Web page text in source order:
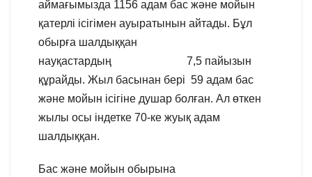
аймағымызда 1156 адам бас және мойын
қатерлі ісігімен ауыратынын айтады. Бұл
обырға шалдыққан
науқастардың 7,5 пайызын
құрайды. Жыл басынан бері 59 адам бас
және мойын ісігіне душар болған. Ал өткен
жылы осы індетке 70-ке жуық адам
шалдыққан.
Бас және мойын обырына